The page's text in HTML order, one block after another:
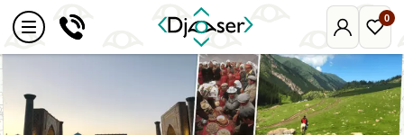
Mijn
Djoser
0